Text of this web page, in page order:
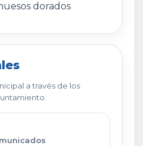
dorados
a través de los